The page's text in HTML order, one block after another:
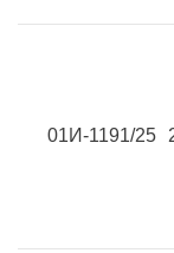
01И-1191/25